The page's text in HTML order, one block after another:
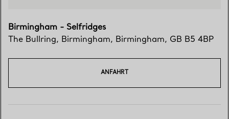
Birmingham - Selfridges
The Bullring, Birmingham, Birmingham, GB B5 4BP
ANFAHRT